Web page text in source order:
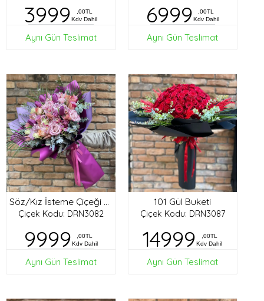
3999
,00TL
Kdv Dahil
Aynı Gün Teslimat
6999
,00TL
Kdv Dahil
Aynı Gün Teslimat
Söz/Kız İsteme Çiçeği Buketi
Çiçek Kodu: DRN3082
9999
,00TL
Kdv Dahil
Aynı Gün Teslimat
101 Gül Buketi
Çiçek Kodu: DRN3087
14999
,00TL
Kdv Dahil
Aynı Gün Teslimat